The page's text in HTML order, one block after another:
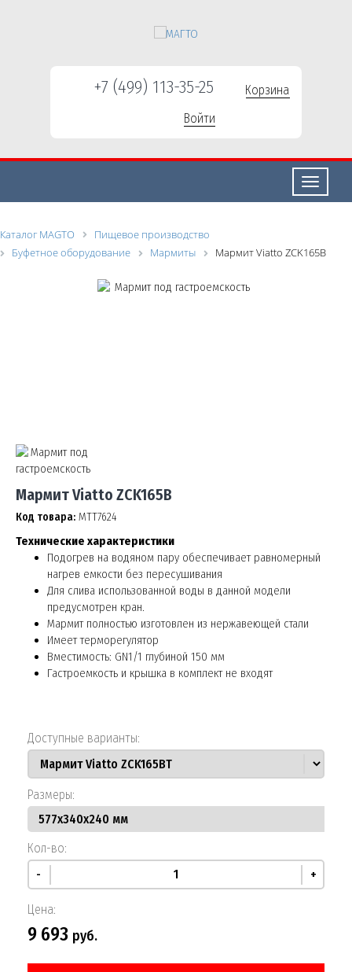
+7 (499) 113-35-25
Корзина
Войти
Свернуть/
Каталог MAGTO
Пищевое производство
Буфетное оборудование
Мармиты Мармит Viatto ZCK165B
Мармит Viatto ZCK165B
Код товара: МТТ7624
Технические характеристики
Подогрев на водяном пару обеспечивает равномерный
нагрев емкости без пересушивания
Для слива использованной воды в данной модели
предусмотрен кран.
Мармит полностью изготовлен из нержавеющей стали
Имеет терморегулятор
Вместимость: GN1/1 глубиной 150 мм
Гастроемкость и крышка в комплект не входят
Доступные варианты:
Размеры:
Кол-во:
- +
Цена:
9 693 руб.